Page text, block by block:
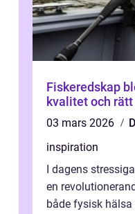
Fiskeredskap
kvalitet och
03 mars 2026
inspiration
I dagens
en
både fysisk